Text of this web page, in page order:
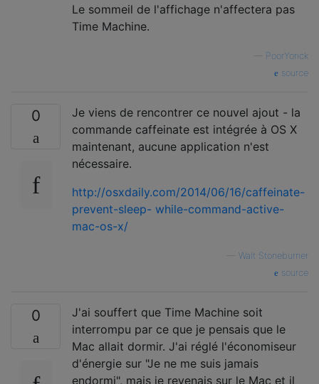
Le sommeil de l'affichage n'affectera pas
Time Machine.
PoorYorick
source
0
Je viens de rencontrer ce nouvel ajout - la
commande caffeinate est intégrée à OS X
maintenant, aucune application n'est
nécessaire.
http://osxdaily.com/2014/06/16/caffeinate-
prevent-sleep- while-command-active-
mac-os-x/
Walt Stoneburner
source
0
J'ai souffert que Time Machine soit
interrompu par ce que je pensais que le
Mac allait dormir. J'ai réglé l'économiseur
d'énergie sur "Je ne me suis jamais
endormi", mais je revenais sur le Mac et il